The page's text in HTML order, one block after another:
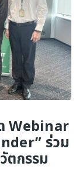
Webinar
ร่วม
ตกรรม